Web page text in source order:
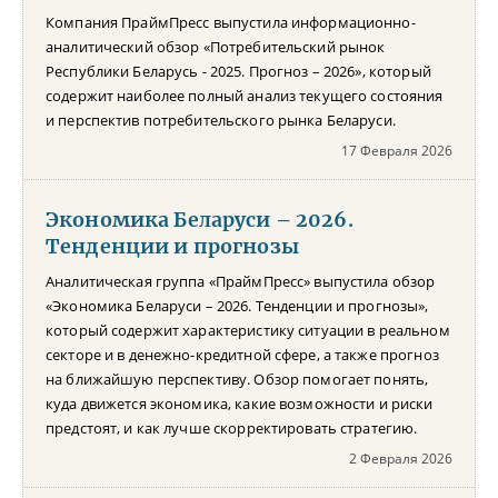
Компания ПраймПресс выпустила информационно-
аналитический обзор «Потребительский рынок
Республики Беларусь - 2025. Прогноз – 2026», который
содержит наиболее полный анализ текущего состояния
и перспектив потребительского рынка Беларуси.
17 Февраля 2026
Экономика Беларуси – 2026.
Тенденции и прогнозы
Аналитическая группа «ПраймПресс» выпустила обзор
«Экономика Беларуси – 2026. Тенденции и прогнозы»,
который содержит характеристику ситуации в реальном
секторе и в денежно-кредитной сфере, а также прогноз
на ближайшую перспективу. Обзор помогает понять,
куда движется экономика, какие возможности и риски
предстоят, и как лучше скорректировать стратегию.
2 Февраля 2026